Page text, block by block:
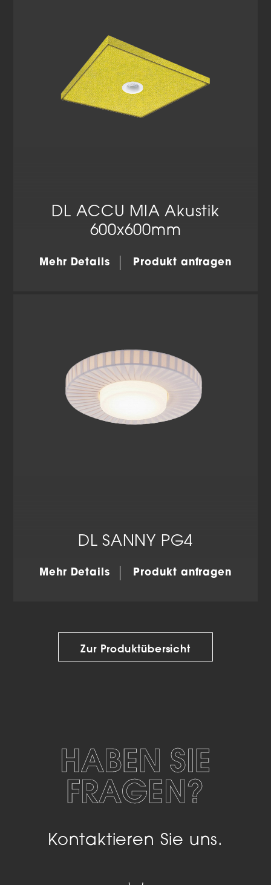
DL ACCU MIA Akustik
600x600mm
Mehr Details Produkt anfragen
DL SANNY PG4
Mehr Details Produkt anfragen
Zur Produktübersicht
HABEN SIE
FRAGEN?
Kontaktieren Sie uns.